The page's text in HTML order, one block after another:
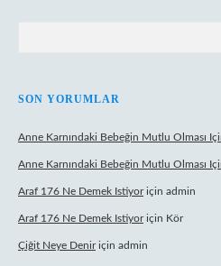
SON YORUMLAR
Anne Karnındaki Bebeğin Mutlu Olması
Anne Karnındaki Bebeğin Mutlu Olması
Araf 176 Ne Demek Istiyoriçin admin
Araf 176 Ne Demek Istiyoriçin Kör
Çiğit Neye Deniriçin admin